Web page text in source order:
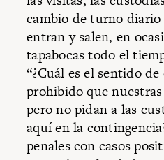
cambio de turno
entran y salen, en
tapabocas todo el
“¿Cuál es el sentido
prohibido que
pero no pidan a las
aquí en la
penales con casos